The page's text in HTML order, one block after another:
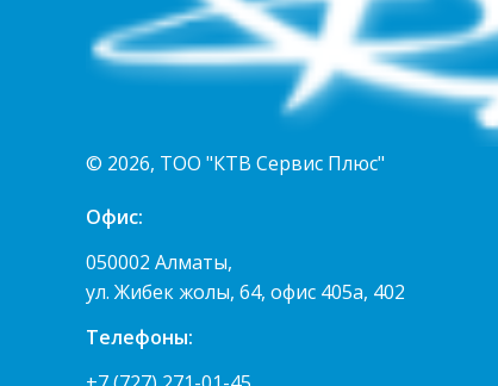
© 2026, ТОО "КТВ Сервис Плюс"
Офис:
050002 Алматы,
ул. Жибек жолы, 64, офис 405а, 402
Телефоны: